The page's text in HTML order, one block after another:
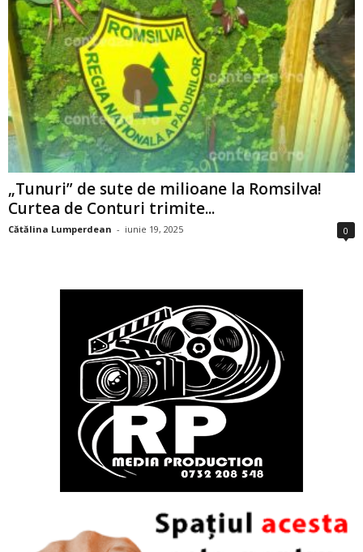
„Tunuri” de sute de milioane la Romsilva!
Curtea de Conturi trimite...
Cătălina Lumperdean - iunie 19, 2025 0